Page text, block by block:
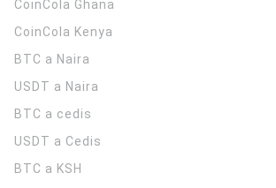
CoinCola Ghana
CoinCola Kenya
BTC a Naira
USDT a Naira
BTC a cedis
USDT a Cedis
BTC a KSH